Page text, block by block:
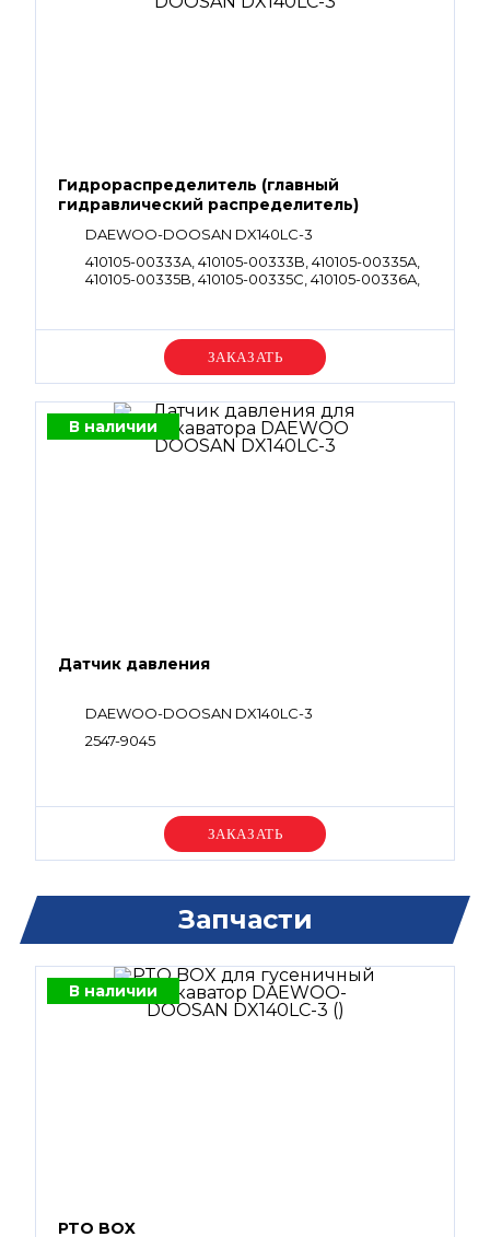
Гидрораспределитель (главный
гидравлический распределитель)
DAEWOO-DOOSAN DX140LC-3
410105-00333A, 410105-00333B, 410105-00335A,
410105-00335B, 410105-00335C, 410105-00336A,
Уточняйте цену
В наличии
Датчик давления
DAEWOO-DOOSAN DX140LC-3
2547-9045
Уточняйте цену
Запчасти
В наличии
PTO BOX